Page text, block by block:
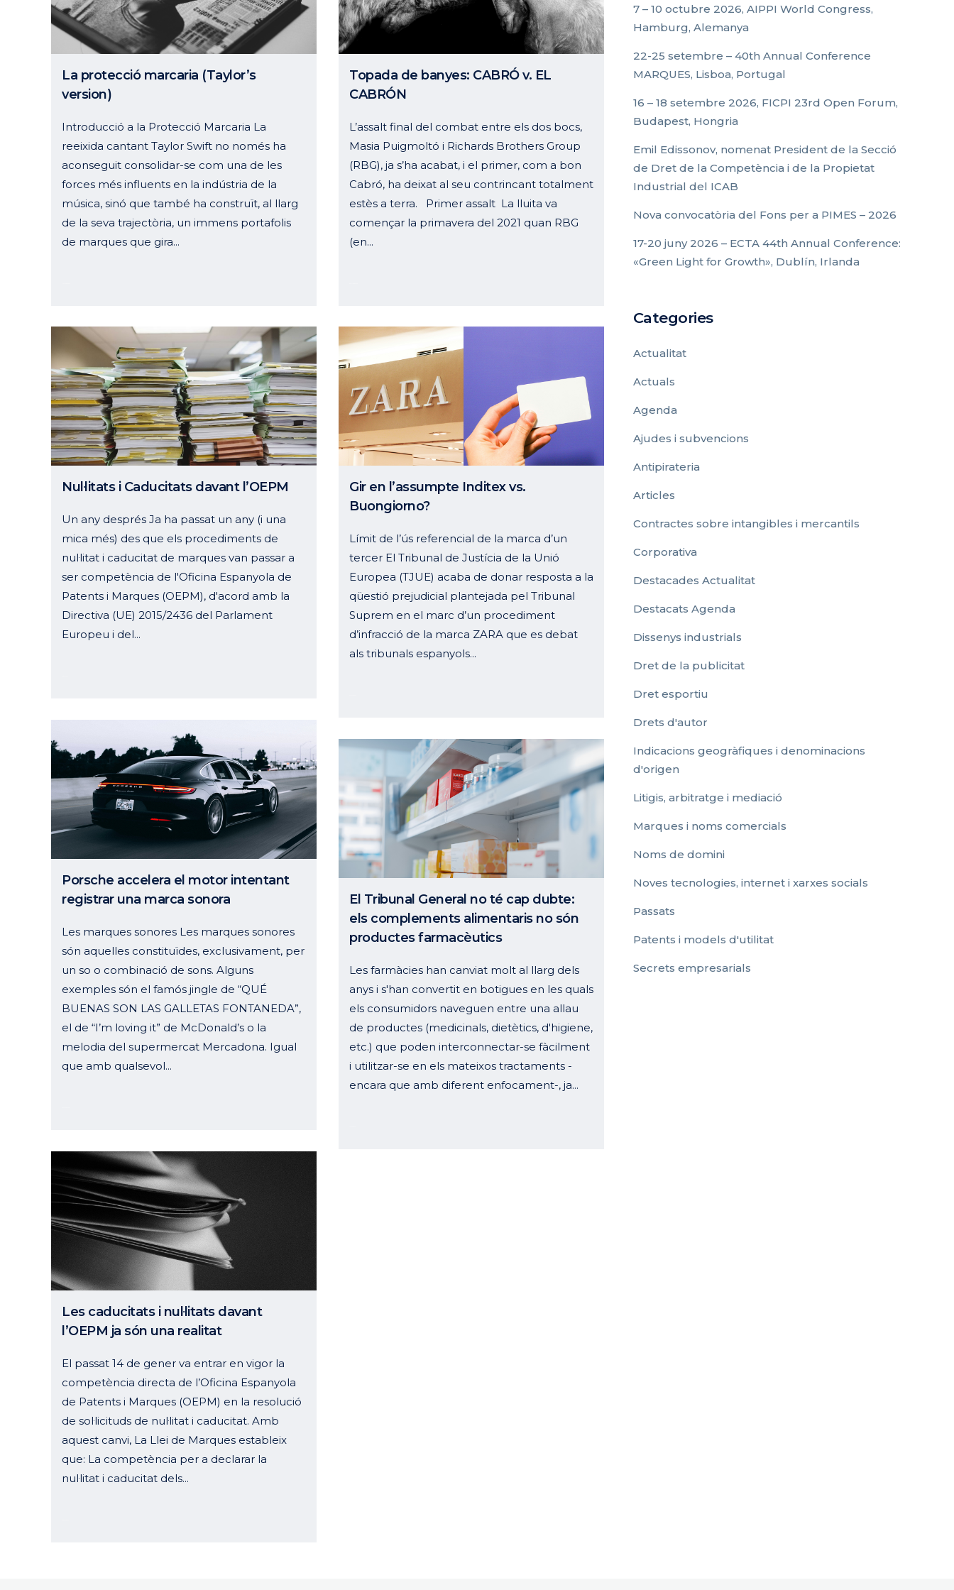
La protecció marcaria (Taylor’s
version)
Introducció a la Protecció Marcaria La
reeixida cantant Taylor Swift no només ha
aconseguit consolidar-se com una de les
forces més influents en la indústria de la
música, sinó que també ha construït, al llarg
de la seva trajectòria, un immens portafolis
de marques que gira...
Topada de banyes: CABRÓ v. EL
CABRÓN
L’assalt final del combat entre els dos bocs,
Masia Puigmoltó i Richards Brothers Group
(RBG), ja s’ha acabat, i el primer, com a bon
Cabró, ha deixat al seu contrincant totalment
estès a terra. Primer assalt La lluita va
començar la primavera del 2021 quan RBG
(en...
Nul·litats i Caducitats davant l’OEPM
Un any després Ja ha passat un any (i una
mica més) des que els procediments de
nul·litat i caducitat de marques van passar a
ser competència de l'Oficina Espanyola de
Patents i Marques (OEPM), d'acord amb la
Directiva (UE) 2015/2436 del Parlament
Europeu i del...
Gir en l’assumpte Inditex vs.
Buongiorno?
Límit de l’ús referencial de la marca d’un
tercer El Tribunal de Justícia de la Unió
Europea (TJUE) acaba de donar resposta a la
qüestió prejudicial plantejada pel Tribunal
Suprem en el marc d’un procediment
d’infracció de la marca ZARA que es debat
als tribunals espanyols...
Porsche accelera el motor intentant
registrar una marca sonora
Les marques sonores Les marques sonores
són aquelles constituïdes, exclusivament, per
un so o combinació de sons. Alguns
exemples són el famós jingle de “QUÉ
BUENAS SON LAS GALLETAS FONTANEDA”,
el de “I’m loving it” de McDonald’s o la
melodia del supermercat Mercadona. Igual
que amb qualsevol...
El Tribunal General no té cap dubte:
els complements alimentaris no són
productes farmacèutics
Les farmàcies han canviat molt al llarg dels
anys i s'han convertit en botigues en les quals
els consumidors naveguen entre una allau
de productes (medicinals, dietètics, d'higiene,
etc.) que poden interconnectar-se fàcilment
i utilitzar-se en els mateixos tractaments -
encara que amb diferent enfocament-, ja...
Les caducitats i nul·litats davant
l’OEPM ja són una realitat
El passat 14 de gener va entrar en vigor la
competència directa de l’Oficina Espanyola
de Patents i Marques (OEPM) en la resolució
de sol·licituds de nul·litat i caducitat. Amb
aquest canvi, La Llei de Marques estableix
que: La competència per a declarar la
nul·litat i caducitat dels...
7 – 10 octubre 2026, AIPPI World Congress,
Hamburg, Alemanya
22-25 setembre – 40th Annual Conference
MARQUES, Lisboa, Portugal
16 – 18 setembre 2026, FICPI 23rd Open Forum,
Budapest, Hongria
Emil Edissonov, nomenat President de la Secció
de Dret de la Competència i de la Propietat
Industrial del ICAB
Nova convocatòria del Fons per a PIMES – 2026
17-20 juny 2026 – ECTA 44th Annual Conference:
«Green Light for Growth», Dublín, Irlanda
Categories
Actualitat
Actuals
Agenda
Ajudes i subvencions
Antipirateria
Articles
Contractes sobre intangibles i mercantils
Corporativa
Destacades Actualitat
Destacats Agenda
Dissenys industrials
Dret de la publicitat
Dret esportiu
Drets d'autor
Indicacions geogràfiques i denominacions
d'origen
Litigis, arbitratge i mediació
Marques i noms comercials
Noms de domini
Noves tecnologies, internet i xarxes socials
Passats
Patents i models d'utilitat
Secrets empresarials